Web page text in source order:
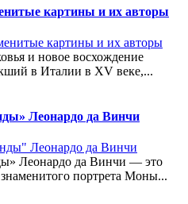
картины и их авторы
и новое восхождение
в Италии в XV веке,...
Леонардо да Винчи
Леонардо да Винчи — это
портрета Моны...